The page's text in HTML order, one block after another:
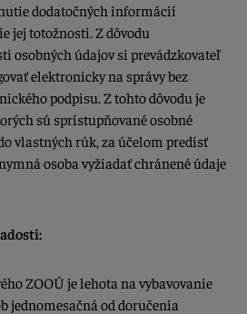
dodatočných informácií
jej totožnosti. Z dôvodu
osobných údajov si prevádzkovateľ
elektronicky na správy bez
podpisu. Z tohto dôvodu je
sú sprístupňované osobné
vlastných rúk, za účelom predísť
osoba vyžiadať chránené údaje
ZOOÚ je lehota na vybavovanie
jednomesačná od doručenia